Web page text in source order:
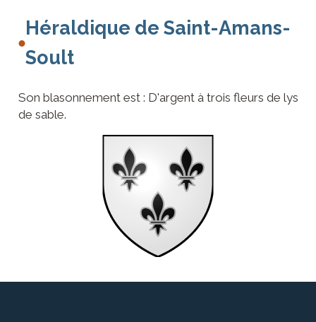
Héraldique de Saint-Amans-
Soult
Son blasonnement est : D'argent à trois fleurs de lys
de sable.